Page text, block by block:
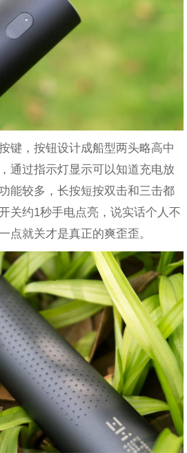
键，按钮设计成船型两头略高中
通过指示灯显示可以知道充电放
能较多，长按短按双击和三击都
关约1秒手电点亮，说实话个人不
点就关才是真正的爽歪歪。